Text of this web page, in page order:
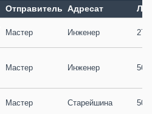
Отправитель Адресат
Мастер Инженер 27 /
Мастер Инженер 56 /
Мастер Старейшина 50 /